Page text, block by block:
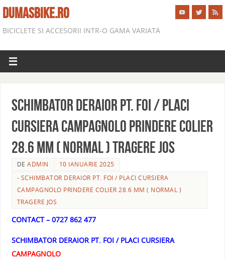
DUMASBIKE.RO
BICICLETE SI ACCESORII INTR-O GAMA VARIATA
SCHIMBATOR DERAIOR PT. FOI / PLACI
CURSIERA CAMPAGNOLO PRINDERE COLIER
28.6 MM ( NORMAL ) TRAGERE JOS
DEADMIN
10 IANUARIE 2025
- SCHIMBATOR DERAIOR PT. FOI / PLACI CURSIERA
CAMPAGNOLO PRINDERE COLIER 28.6 MM ( NORMAL )
TRAGERE JOS
CONTACT – 0727 862 477
SCHIMBATOR DERAIOR PT. FOI / PLACI CURSIERA
CAMPAGNOLO